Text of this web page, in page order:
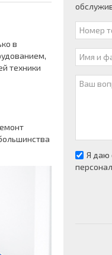
в
техники
Я даю